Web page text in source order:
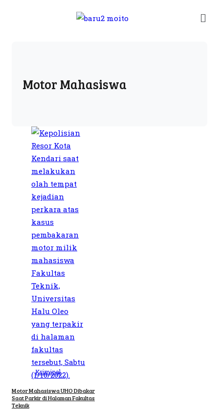
Motor Mahasiswa
Kriminal
Motor Mahasiswa UHO Dibakar
Saat Parkir di Halaman Fakultas
Teknik